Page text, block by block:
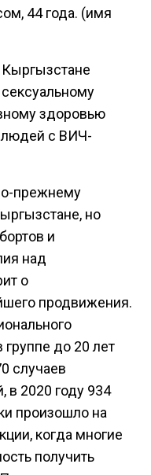
44 года. (имя
здоровью
людей с ВИЧ-
прежнему
но
и
над
о
продвижения.
группе до 20 лет
случаев
в 2020 году 934
произошло на
когда многие
получить